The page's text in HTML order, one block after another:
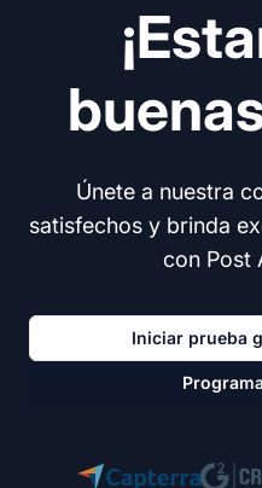
Únete a nuestra
satisfechos y brinda
con Post
Iniciar prueba